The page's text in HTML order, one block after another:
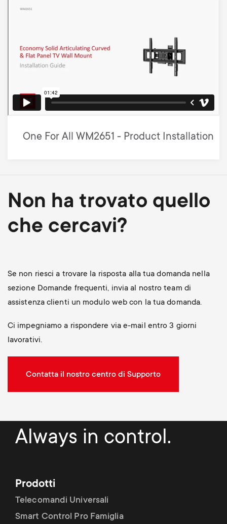
One For All WM2651 - Product Installation
Non ha trovato quello
che cercavi?
Se non riesci a trovare la risposta alla tua domanda nella
sezione Domande frequenti, invia al nostro team di
assistenza clienti un modulo web con la tua domanda.
Ci impegniamo a rispondere via e-mail entro 3 giorni
lavorativi.
Contatta il nostro centro di Supporto
Always in control.
Prodotti
Telecomandi Universali
Smart Control Pro Famiglia